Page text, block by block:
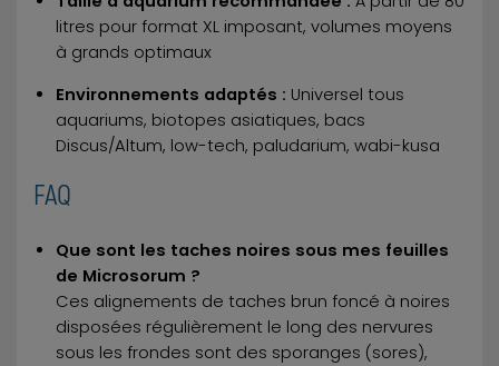
litres pour format XL imposant, volumes moyens
à grands optimaux
Environnements adaptés : Universel tous
aquariums, biotopes asiatiques, bacs
Discus/Altum, low-tech, paludarium, wabi-kusa
FAQ
Que sont les taches noires sous mes feuilles
de Microsorum ?
Ces alignements de taches brun foncé à noires
disposées régulièrement le long des nervures
sous les frondes sont des sporanges (sores),